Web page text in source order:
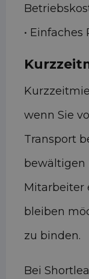
•
wenn Sie
Transport
bewältigen
Mitarbeiter
bleiben
zu binden.
Bei